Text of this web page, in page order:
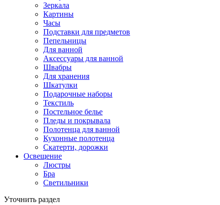
Зеркала
Картины
Часы
Подставки для предметов
Пепельницы
Для ванной
Аксессуары для ванной
Швабры
Для хранения
Шкатулки
Подарочные наборы
Текстиль
Постельное белье
Пледы и покрывала
Полотенца для ванной
Кухонные полотенца
Скатерти, дорожки
Освещение
Люстры
Бра
Светильники
Уточнить раздел